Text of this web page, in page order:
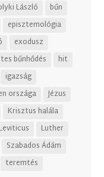
László
bűn
episztemológia
exodusz
bűnhődés
hit
igazság
országa
Jézus
Krisztus halála
Leviticus
Luther
Szabados Ádám
teremtés